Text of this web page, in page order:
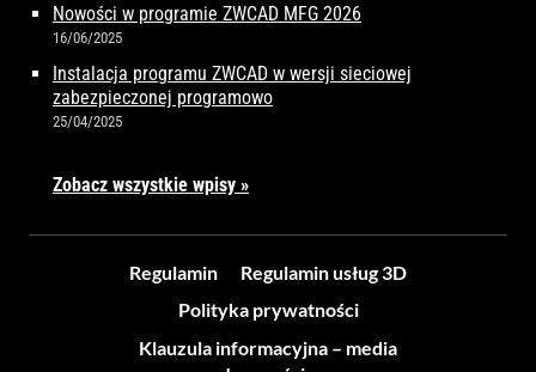
Nowości w programie ZWCAD MFG 2026
16/06/2025
Instalacja programu ZWCAD w wersji sieciowej
zabezpieczonej programowo
25/04/2025
Zobacz wszystkie wpisy »
Regulamin
Regulamin usług 3D
Polityka prywatności
Klauzula informacyjna – media